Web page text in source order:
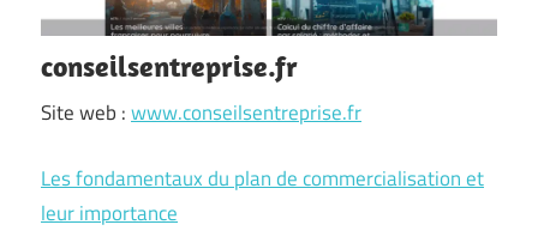
conseilsentreprise.fr
Site web :www.conseilsentreprise.fr
Les fondamentaux du plan de commercialisation et
leur importance